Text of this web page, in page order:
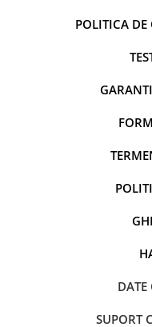
POLITICA
DATE
SUPORT